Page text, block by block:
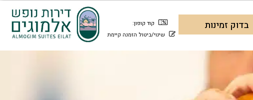
קוד קופון:
שינוי/ביטול הזמנה קיימת